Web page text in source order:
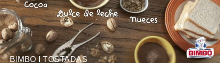
BIMBO I TOSTADAS